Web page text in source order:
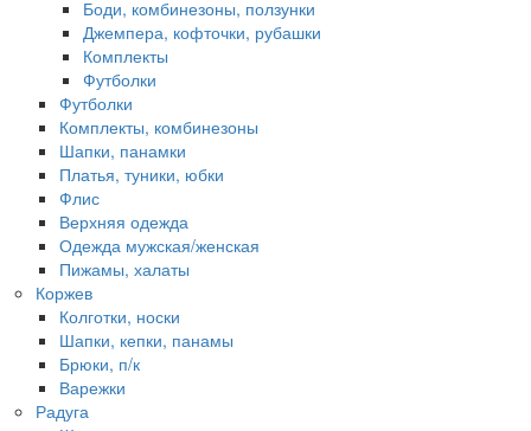
Боди, комбинезоны, ползунки
Джемпера, кофточки, рубашки
Комплекты
Футболки
Футболки
Комплекты, комбинезоны
Шапки, панамки
Платья, туники, юбки
Флис
Верхняя одежда
Одежда мужская/женская
Пижамы, халаты
Коржев
Колготки, носки
Шапки, кепки, панамы
Брюки, п/к
Варежки
Радуга